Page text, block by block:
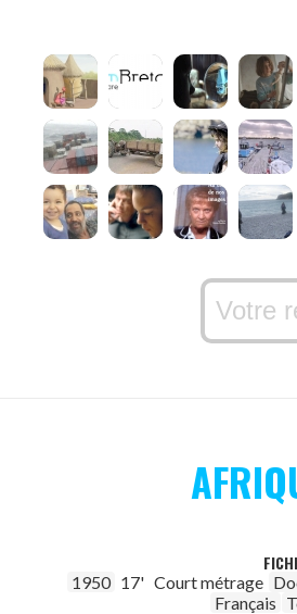
1950 17' Court métrage
Français